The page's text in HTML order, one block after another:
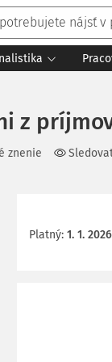
z
znenie
Platný: 1. 1.